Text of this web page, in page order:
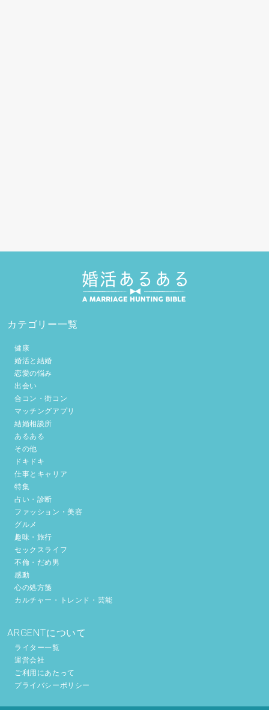
カテゴリー一覧
健康
婚活と結婚
恋愛の悩み
出会い
合コン・街コン
マッチングアプリ
結婚相談所
あるある
その他
ドキドキ
仕事とキャリア
特集
占い・診断
ファッション・美容
グルメ
趣味・旅行
セックスライフ
不倫・だめ男
感動
心の処方箋
カルチャー・トレンド・芸能
ARGENTについて
ライター一覧
運営会社
ご利用にあたって
プライバシーポリシー